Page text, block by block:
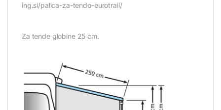
ing.si/palica-za-tendo-eurotrail/
Za tende globine 25 cm.